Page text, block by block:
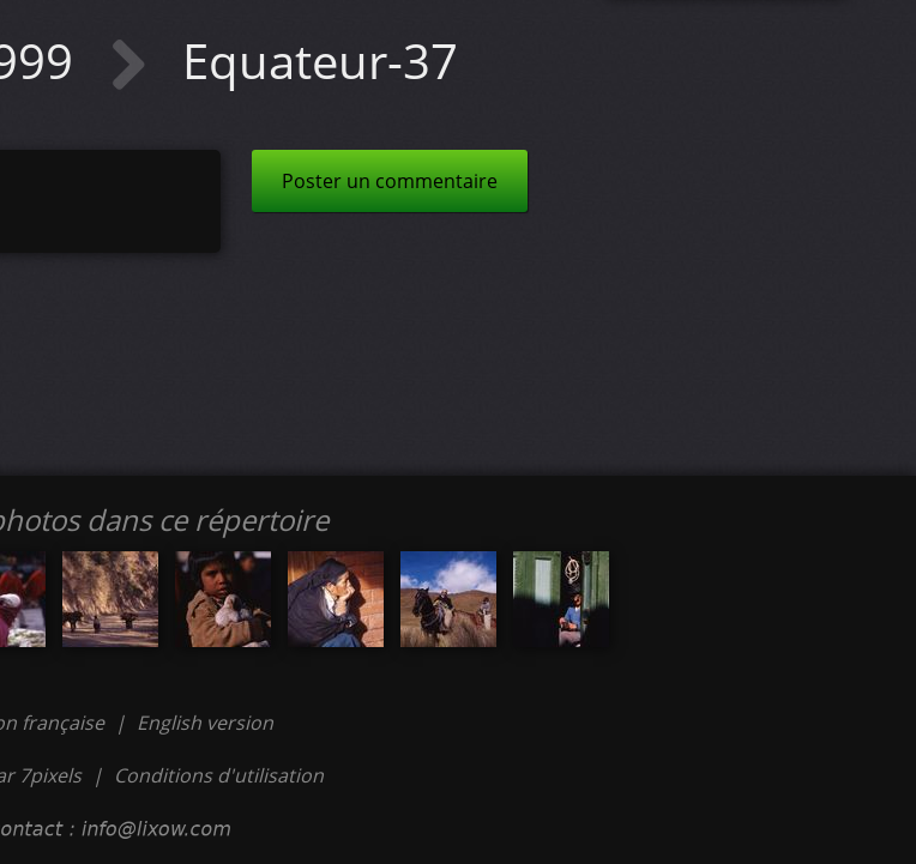
Equateur-37
Poster un commentaire
dans ce répertoire
française | English version
7pixels | Conditions d'utilisation